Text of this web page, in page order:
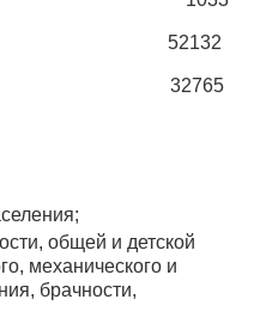
52132
32765
общей и детской
механического и
брачности,